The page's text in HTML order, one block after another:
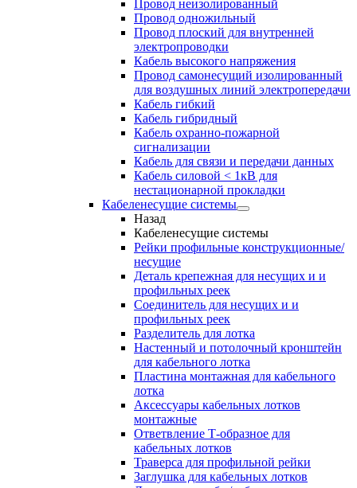
Провод неизолированный
Провод одножильный
Провод плоский для внутренней
электропроводки
Кабель высокого напряжения
Провод самонесущий изолированный
для воздушных линий электропередачи
Кабель гибкий
Кабель гибридный
Кабель охранно-пожарной
сигнализации
Кабель для связи и передачи данных
Кабель силовой < 1кВ для
нестационарной прокладки
Кабеленесущие системы
Назад
Кабеленесущие системы
Рейки профильные конструкционные/
несущие
Деталь крепежная для несущих и и
профильных реек
Соединитель для несущих и и
профильных реек
Разделитель для лотка
Настенный и потолочный кронштейн
для кабельного лотка
Пластина монтажная для кабельного
лотка
Аксессуары кабельных лотков
монтажные
Ответвление Т-образное для
кабельных лотков
Траверса для профильной рейки
Заглушка для кабельных лотков